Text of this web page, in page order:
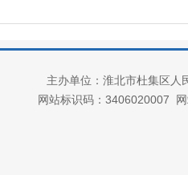
主办单位：淮北市杜集区
网站标识码：3406020007